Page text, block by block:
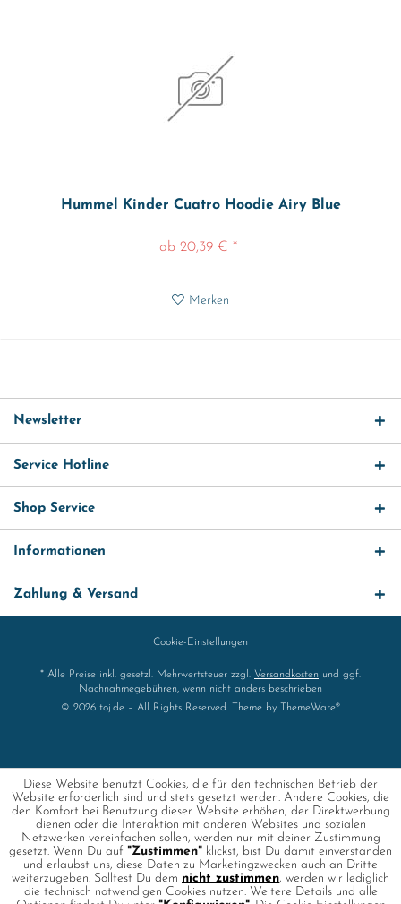
Hummel Kinder Cuatro Hoodie Airy Blue
ab 20,39 € *
Merken
Newsletter
Service Hotline
Shop Service
Informationen
Zahlung & Versand
Cookie-Einstellungen
* Alle Preise inkl. gesetzl. Mehrwertsteuer zzgl. Versandkosten und ggf.
Nachnahmegebühren, wenn nicht anders beschrieben
© 2026 toj.de – All Rights Reserved. Theme by
ThemeWare®
Diese Website benutzt Cookies, die für den technischen Betrieb der
Website erforderlich sind und stets gesetzt werden. Andere Cookies, die
den Komfort bei Benutzung dieser Website erhöhen, der Direktwerbung
dienen oder die Interaktion mit anderen Websites und sozialen
Netzwerken vereinfachen sollen, werden nur mit deiner Zustimmung
gesetzt. Wenn Du auf "Zustimmen" klickst, bist Du damit einverstanden
und erlaubst uns, diese Daten zu Marketingzwecken auch an Dritte
weiterzugeben. Solltest Du dem nicht zustimmen, werden wir lediglich
die technisch notwendigen Cookies nutzen. Weitere Details und alle